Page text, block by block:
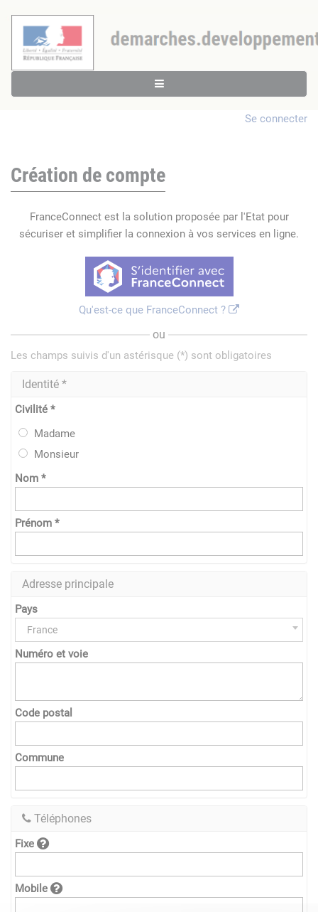
Se connecter
Création de compte
FranceConnect est la solution proposée par l'Etat pour
sécuriser et simplifier la connexion à vos services en ligne.
Qu'est-ce que FranceConnect ?
ou
Les champs suivis d'un astérisque (*) sont obligatoires
Identité *
Civilité *
Madame
Monsieur
Nom *
Prénom *
Adresse principale
Pays
France
Numéro et voie
Code postal
Commune
Téléphones
Fixe
Mobile